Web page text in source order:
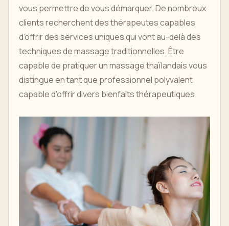
vous permettre de vous démarquer. De nombreux
clients recherchent des thérapeutes capables
d’offrir des services uniques qui vont au-delà des
techniques de massage traditionnelles. Être
capable de pratiquer un massage thaïlandais vous
distingue en tant que professionnel polyvalent
capable d'offrir divers bienfaits thérapeutiques.